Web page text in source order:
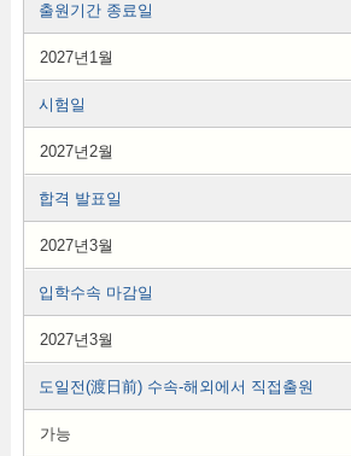
출원기간 종료일
2027년1월
시험일
2027년2월
합격 발표일
2027년3월
입학수속 마감일
2027년3월
도일전(渡日前) 수속-해외에서 직접출원
가능